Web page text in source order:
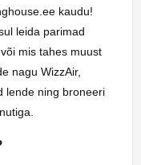
kaudu!
leida parimad
mis tahes muust
nagu WizzAir,
lende ning broneeri